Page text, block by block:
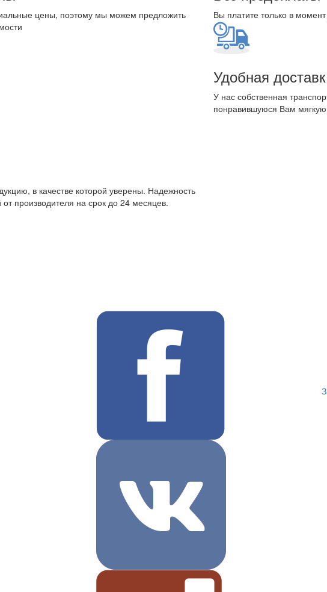
цены, поэтому мы можем предложить
Вы платите только в
Удобная
У нас собственная
понравившуюся Вам
в качестве которой уверены. Надежность
производителя на срок до 24 месяцев.